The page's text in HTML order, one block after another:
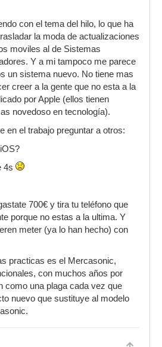
con el tema del hilo, lo que ha
la moda de actualizaciones
moviles al de Sistemas
Y a mi tampoco me parece
un sistema nuevo. No tiene mas
creer a la gente que no esta a la
por Apple (ellos tienen
novedoso en tecnología).
en el trabajo preguntar a otros:
4s
700€ y tira tu teléfono que
porque no estas a la ultima. Y
meter (ya lo han hecho) con
practicas es el Mercasonic,
con muchos años por
como una plaga cada vez que
nuevo que sustituye al modelo